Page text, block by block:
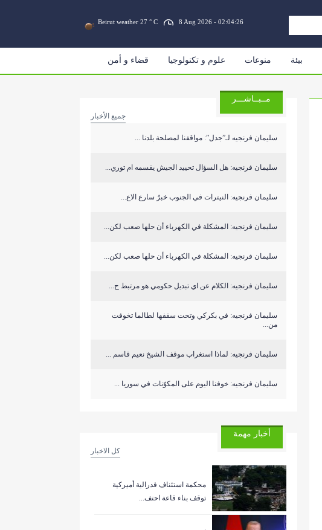
Beirut weather 27 ° C 8 Aug 2026 - 02:04:26
بيئة منوعات علوم و تكنولوجيا قضاء و أمن
مــبــاشـــر
جميع الأخبار
سليمان فرنجيه لـ”جدل”: مواقفنا لمصلحة بلدنا ...
سليمان فرنجيه: هل السؤال تحييد الجيش يقسمه ام توري...
سليمان فرنجيه: النيترات في الجنوب خبرٌ سارع الاع...
سليمان فرنجيه: المشكلة في الكهرباء أن حلها صعب لكن...
سليمان فرنجيه: المشكلة في الكهرباء أن حلها صعب لكن...
سليمان فرنجيه: الكلام عن اي تبديل حكومي هو مرتبط ح...
سليمان فرنجيه: في بكركي وتحت سقفها لطالما تخوفت
من...
سليمان فرنجيه: لماذا استغراب موقف الشيخ نعيم قاسم ...
سليمان فرنجيه: خوفنا اليوم على المكوّنات في سوريا ...
أخبار مهمة
كل الاخبار
‏محكمة استئناف فدرالية أميركية
توقف بناء قاعة احتف...